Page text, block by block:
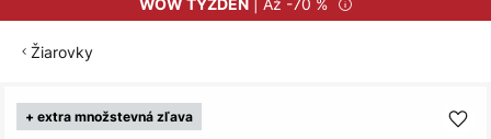
WOW TÝŽDEŇ
Žiarovky
+ extra množstevná zľava
Preskočiť
na